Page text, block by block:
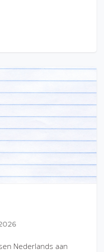
Nederlands aan